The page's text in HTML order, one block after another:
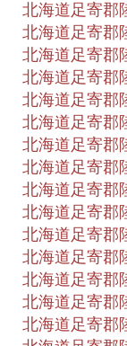
北海道足寄郡
北海道足寄郡
北海道足寄郡
北海道足寄郡
北海道足寄郡
北海道足寄郡
北海道足寄郡
北海道足寄郡
北海道足寄郡
北海道足寄郡
北海道足寄郡
北海道足寄郡
北海道足寄郡
北海道足寄郡
北海道足寄郡